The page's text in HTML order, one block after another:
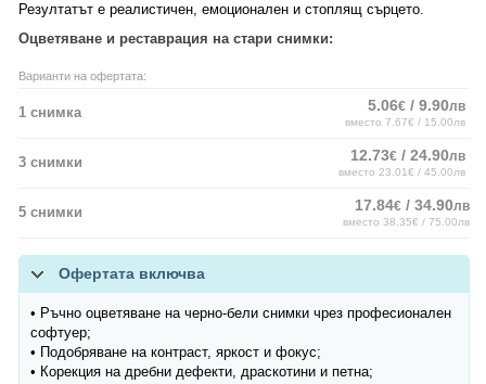
Резултатът е реалистичен, емоционален и стоплящ сърцето.
Оцветяване и реставрация на стари снимки:
Варианти на офертата:
1 снимка 5.06€ / 9.90лв
вместо 7.67€ / 15.00лв
3 снимки 12.73€ / 24.90лв
вместо 23.01€ / 45.00лв
5 снимки 17.84€ / 34.90лв
вместо 38.35€ / 75.00лв
Офертата включва
• Ръчно оцветяване на черно-бели снимки чрез професионален
софтуер;
• Подобряване на контраст, яркост и фокус;
• Корекция на дребни дефекти, драскотини и петна;